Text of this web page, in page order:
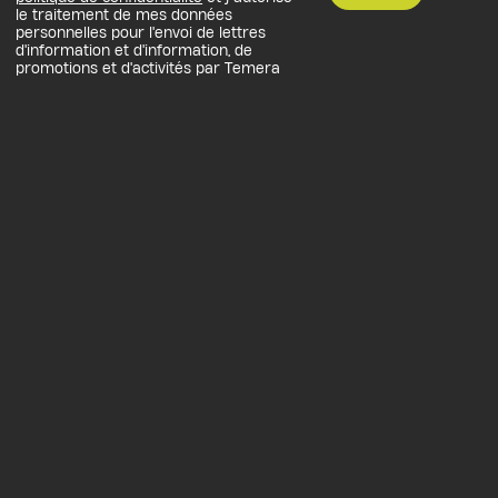
le traitement de mes données
personnelles pour l'envoi de lettres
d'information et d'information, de
promotions et d'activités par Temera